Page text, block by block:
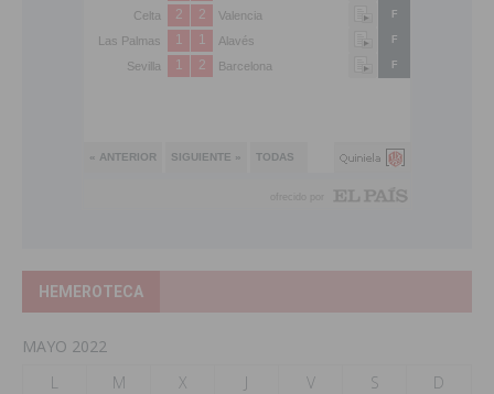
HEMEROTECA
MAYO 2022
L
M X J V S
D